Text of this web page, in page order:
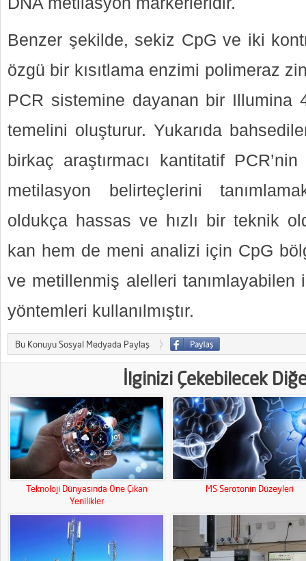
Benzer şekilde, sekiz CpG ve iki
özgü bir kısıtlama enzimi polimeraz
PCR sistemine dayanan bir Illumina
temelini oluşturur. Yukarıda
birkaç araştırmacı kantitatif
metilasyon belirteçlerini
oldukça hassas ve hızlı bir teknik
kan hem de meni analizi için CpG
ve metillenmiş alelleri
yöntemleri kullanılmıştır.
Bu Konuyu Sosyal Medyada Paylaş
İlginizi Çekebilecek
Teknoloji Dünyasında Öne Çıkan
Yenilikler
MS Serotonin Düzeyleri